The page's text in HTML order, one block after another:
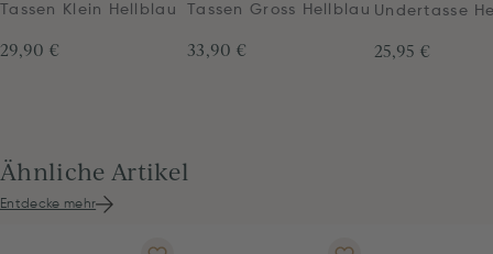
Tassen Klein Hellblau
29,90 €
Tassen Gross Hellblau
33,90 €
Undertasse
25,95 €
Ähnliche Artikel
Entdecke mehr